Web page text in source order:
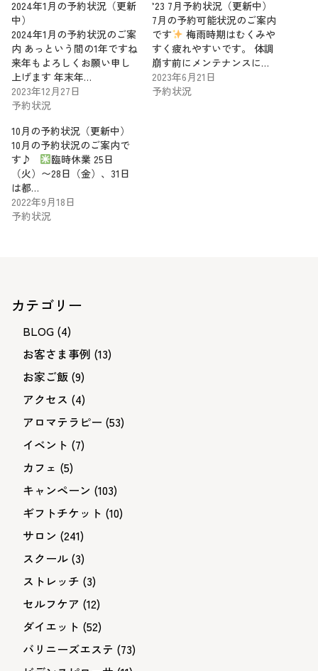
2024年1月の予約状況（更新
中）
2024年1月の予約状況のご案
内 あっという間の1年ですね
来年もよろしくお願い申し
上げます 年末年…
2023年12月27日
予約状況
’23 7月予約状況（更新中）
7月の予約可能状況のご案内
です
梅雨時期はむくみや
すく疲れやすいです。 体調
崩す前にメンテナンスに…
2023年6月21日
予約状況
10月の予約状況（更新中）
10月の予約状況のご案内で
す♪
臨時休業 25日
（火）〜28日（金）、31日
は都…
2022年9月18日
予約状況
カテゴリー
BLOG (4)
お客さま事例 (13)
お家ご飯 (9)
アクセス (4)
アロマテラピー (53)
イベント (7)
カフェ (5)
キャンペーン (103)
ギフトチケット (10)
サロン (241)
スクール (3)
ストレッチ (3)
セルフケア (12)
ダイエット (52)
バリニーズエステ (73)